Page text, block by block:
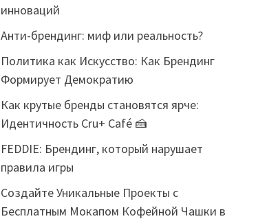
инноваций
Анти-брендинг: миф или реальность?
Политика как Искусство: Как Брендинг
Формирует Демократию
Как крутые бренды становятся ярче:
Идентичность Cru+ Café 🍰
FEDDIE: Брендинг, который нарушает
правила игры
Создайте Уникальные Проекты с
Бесплатным Мокапом Кофейной Чашки в